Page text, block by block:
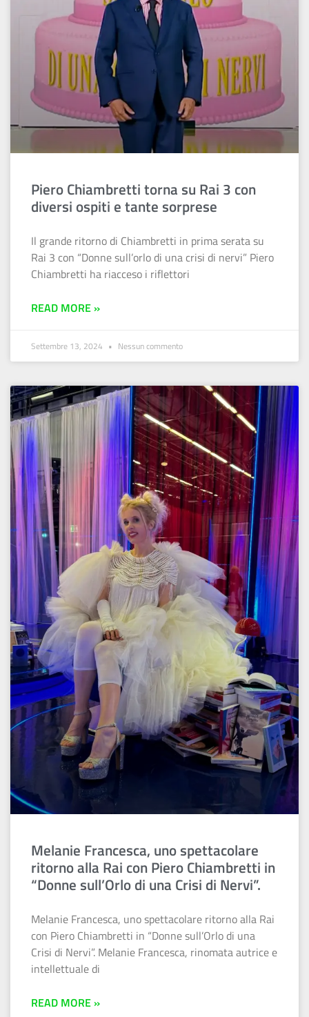
Piero Chiambretti torna su Rai 3 con
diversi ospiti e tante sorprese
Il grande ritorno di Chiambretti in prima serata su
Rai 3 con “Donne sull’orlo di una crisi di nervi” Piero
Chiambretti ha riacceso i riflettori
READ MORE »
Settembre 13, 2024 Nessun commento
Melanie Francesca, uno spettacolare
ritorno alla Rai con Piero Chiambretti in
“Donne sull’Orlo di una Crisi di Nervi”.
Melanie Francesca, uno spettacolare ritorno alla Rai
con Piero Chiambretti in “Donne sull’Orlo di una
Crisi di Nervi”. Melanie Francesca, rinomata autrice e
intellettuale di
READ MORE »